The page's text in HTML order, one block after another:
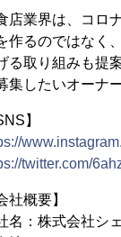
店業界は、コロ
作るのではなく
る取り組みも提
集したいオーナ
】
twitter.com/
社概要】
名：株式会社シ